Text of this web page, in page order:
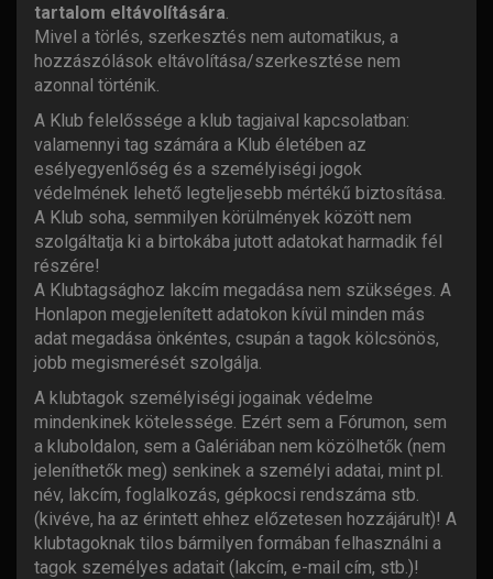
tartalom eltávolítására.
Mivel a törlés, szerkesztés nem automatikus, a
hozzászólások eltávolítása/szerkesztése nem
azonnal történik.
A Klub felelőssége a klub tagjaival kapcsolatban:
valamennyi tag számára a Klub életében az
esélyegyenlőség és a személyiségi jogok
védelmének lehető legteljesebb mértékű biztosítása.
A Klub soha, semmilyen körülmények között nem
szolgáltatja ki a birtokába jutott adatokat harmadik fél
részére!
A Klubtagsághoz lakcím megadása nem szükséges. A
Honlapon megjelenített adatokon kívül minden más
adat megadása önkéntes, csupán a tagok kölcsönös,
jobb megismerését szolgálja.
A klubtagok személyiségi jogainak védelme
mindenkinek kötelessége. Ezért sem a Fórumon, sem
a kluboldalon, sem a Galériában nem közölhetők (nem
jeleníthetők meg) senkinek a személyi adatai, mint pl.
név, lakcím, foglalkozás, gépkocsi rendszáma stb.
(kivéve, ha az érintett ehhez előzetesen hozzájárult)! A
klubtagoknak tilos bármilyen formában felhasználni a
tagok személyes adatait (lakcím, e-mail cím, stb.)!